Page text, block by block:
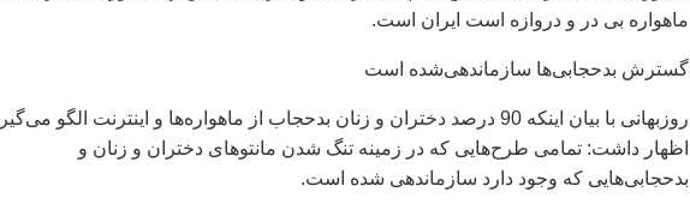
ماهواره بی در و دروازه است ایران است.
گسترش بدحجابی‌ها سازماندهی‌شده است
روزبهانی با بیان اینکه 90 درصد دختران و زنان بدحجاب از ماهواره‌ها و اینترنت الگو
اظهار داشت: تمامی طرح‌هایی که در زمینه تنگ شدن مانتوهای دختران و زنان و
بدحجابی‌هایی که وجود دارد سازماندهی شده است.